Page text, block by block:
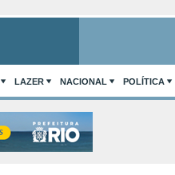
LAZER NACIONAL POLÍTICA